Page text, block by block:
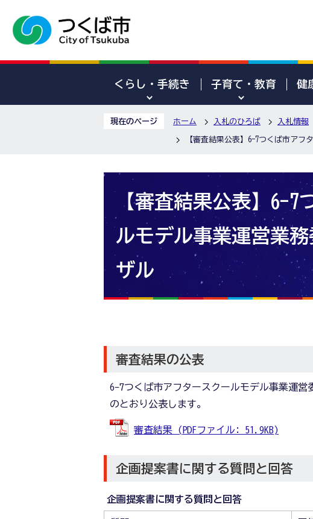
くらし・手続き 子育て・教育 健
現在のページ ホーム 入札のひろば 入札情報
【審査結果公表】6-7つくば市アフ
【審査結果公表】6-7
ルモデル事業運営業
ザル
審査結果の公表
6-7つくば市アフタースクールモデル事業運
のとおり公表します。
審査結果 (PDFファイル: 51.9KB)
企画提案書に関する質問と回答
企画提案書に関する質問と回答